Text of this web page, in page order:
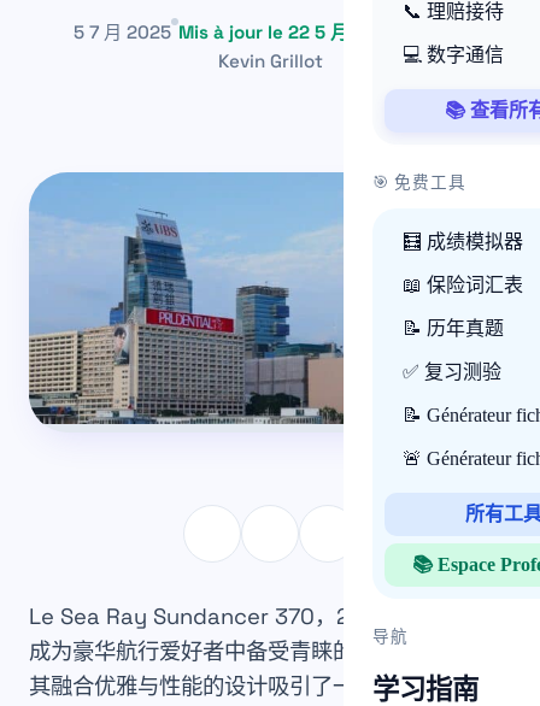
📞 理赔接待
💻 数字通信
📚 查看所
🎯 免费工具
🧮 成绩模拟器
📖 保险词汇表
📝 历年真题
✅ 复习测验
📝 Générateur
🚨 Générateur
所有工
📚 Espace
导航
学习指南
5 7 月 2025 Mis à jour le 22 5 月 2026
Kevin Grillot
Le Sea Ray Sundancer 370，2025款型号，已
成为豪华航行爱好者中备受青睐的海上单位之一。
其融合优雅与性能的设计吸引了一批挑剔的客户，